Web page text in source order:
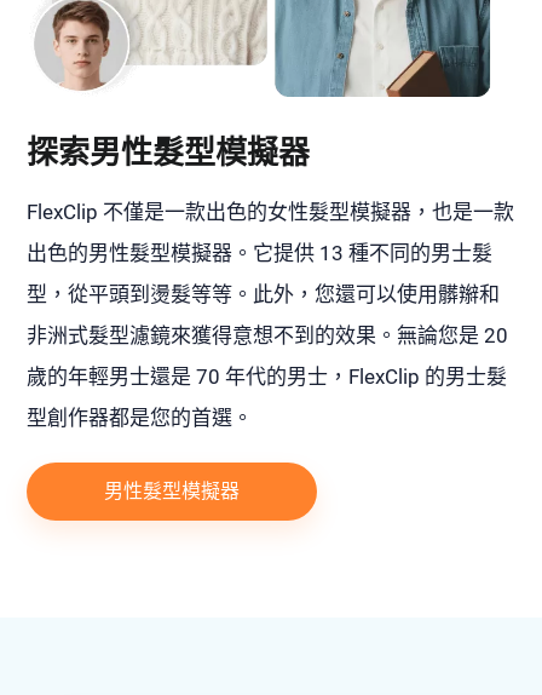
探索男性髮型模擬器
FlexClip 不僅是一款出色的女性髮型模擬器，也是一款
出色的男性髮型模擬器。它提供 13 種不同的男士髮
型，從平頭到燙髮等等。此外，您還可以使用髒辮和
非洲式髮型濾鏡來獲得意想不到的效果。無論您是 20
歲的年輕男士還是 70 年代的男士，FlexClip 的男士髮
型創作器都是您的首選。
男性髮型模擬器